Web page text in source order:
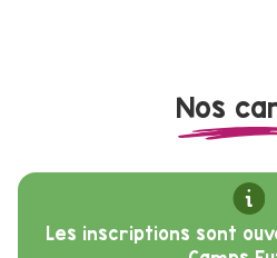
Nos
Les inscriptions sont